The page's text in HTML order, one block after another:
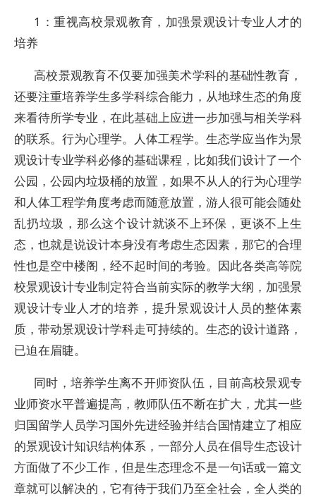
1：重视高校景观教育，加强景观设计专业人才的
培养
高校景观教育不仅要加强美术学科的基础性教育，
还要注重培养学生多学科综合能力，从地球生态的角度
来看待所学专业，在此基础上应进一步加强与相关学科
的联系。行为心理学。人体工程学。生态学应当作为景
观设计专业学科必修的基础课程，比如我们设计了一个
公园，公园内垃圾桶的放置，如果不从人的行为心理学
和人体工程学角度考虑而随意放置，游人很可能会随处
乱扔垃圾，那么这个设计就谈不上环保，更谈不上生
态，也就是说设计本身没有考虑生态因素，那它的合理
性也是空中楼阁，经不起时间的考验。因此各类高等院
校景观设计专业制定符合当前实际的教学大纲，加强景
观设计专业人才的培养，提升景观设计人员的整体素
质，带动景观设计学科走可持续的。生态的设计道路，
已迫在眉睫。
同时，培养学生离不开师资队伍，目前高校景观专
业师资水平普遍提高，教师队伍不断在扩大，尤其一些
归国留学人员学习国外先进经验并结合国情建立了相应
的景观设计知识结构体系，一部分人员在倡导生态设计
方面做了不少工作，但是生态理念不是一句话或一篇文
章就可以解决的，它有待于我们乃至全社会，全人类的